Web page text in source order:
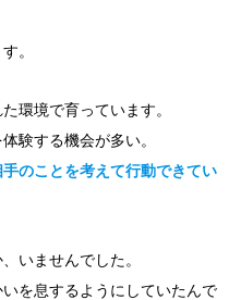
。
環境で育っています。
験する機会が多い。
手のことを考えて行動できてい
いませんでした。
を息するようにしていたんで